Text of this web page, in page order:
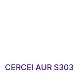
CERCEI AUR S303